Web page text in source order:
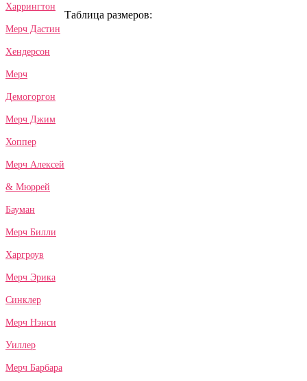
Харрингтон
Мерч Дастин
Хендерсон
Мерч
Демогоргон
Мерч Джим
Хоппер
Мерч Алексей
& Мюррей
Бауман
Мерч Билли
Харгроув
Мерч Эрика
Синклер
Мерч Нэнси
Уиллер
Мерч Барбара
Таблица размеров: